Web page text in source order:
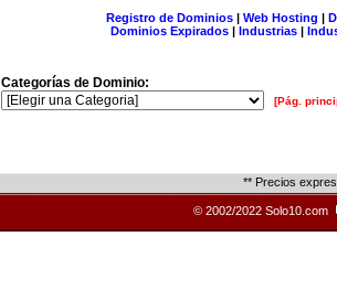
Registro de Dominios| Web Hosting |
Dominios Expirados | Industrias |
Categorías de Dominio:
[Pág.
** Precios
© 2002/2022 Solo10.com